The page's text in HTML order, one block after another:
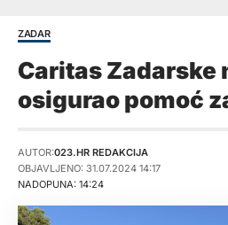
ZADAR
Caritas Zadarske
osigurao pomoć
NADOPUNA: 14:24
AUTOR:023.HR REDAKCIJA
OBJAVLJENO: 31.07.2024 14:17